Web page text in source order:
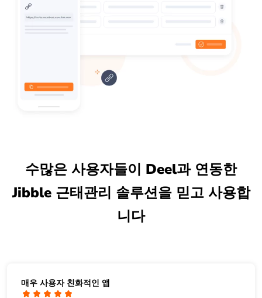
수많은 사용자들이 Deel과 연동한
Jibble 근태관리 솔루션을 믿고 사용합
니다
매우 사용자 친화적인 앱